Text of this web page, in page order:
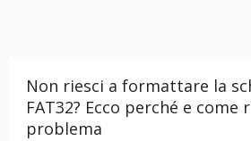
Non riesci a formattare la
FAT32? Ecco perché e
problema